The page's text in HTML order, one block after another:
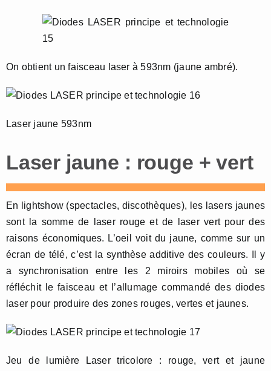
On obtient un faisceau laser à 593nm (jaune ambré).
Laser jaune 593nm
Laser jaune : rouge + vert
En lightshow (spectacles, discothèques), les lasers jaunes
sont la somme de laser rouge et de laser vert pour des
raisons économiques. L’oeil voit du jaune, comme sur un
écran de télé, c’est la synthèse additive des couleurs. Il y
a synchronisation entre les 2 miroirs mobiles où se
réfléchit le faisceau et l’allumage commandé des diodes
laser pour produire des zones rouges, vertes et jaunes.
Jeu de lumière Laser tricolore : rouge, vert et jaune